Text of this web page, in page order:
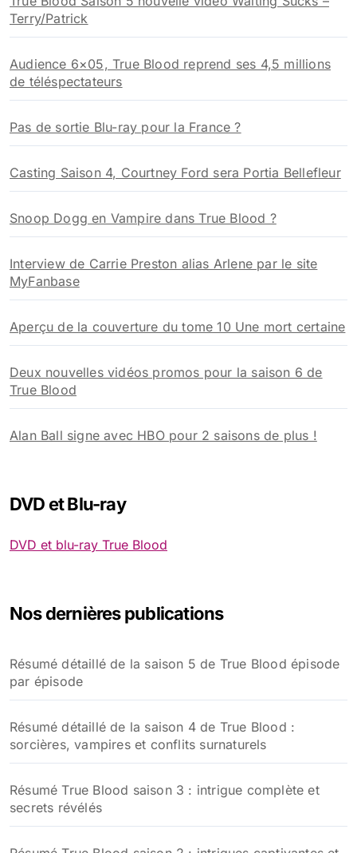
Terry/Patrick
Audience 6×05, True Blood reprend ses 4,5 millions
de téléspectateurs
Pas de sortie Blu-ray pour la France ?
Casting Saison 4, Courtney Ford sera Portia Bellefleur
Snoop Dogg en Vampire dans True Blood ?
Interview de Carrie Preston alias Arlene par le site
MyFanbase
Aperçu de la couverture du tome 10 Une mort certaine
Deux nouvelles vidéos promos pour la saison 6 de
True Blood
Alan Ball signe avec HBO pour 2 saisons de plus !
DVD et Blu-ray
DVD et blu-ray True Blood
Nos dernières publications
Résumé détaillé de la saison 5 de True Blood épisode
par épisode
Résumé détaillé de la saison 4 de True Blood :
sorcières, vampires et conflits surnaturels
Résumé True Blood saison 3 : intrigue complète et
secrets révélés